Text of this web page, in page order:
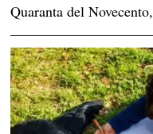
Quaranta del